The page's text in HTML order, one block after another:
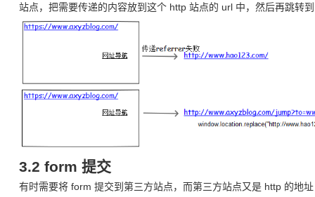
站点，把需要传递的内容放到这个 http 站点的 url 中，然后再跳转
3.2 form 提交
有时需要将 form 提交到第三方站点，而第三方站点又是 http 的地